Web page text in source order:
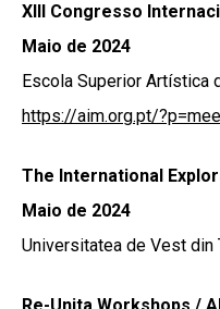
XIII Congresso
Maio de 2024
Escola Superior Artística
https://aim.org.pt/
The International
Maio de 2024
Universitatea de Vest din
Re-Unita Workshops /